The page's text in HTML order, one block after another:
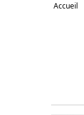
Accueil